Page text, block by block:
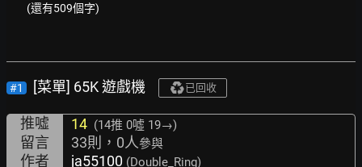
(還有509個字)
#1 [菜單] 65K 遊戲機 已回收
推噓 14 (14推 0噓 19→)
留言 33則，0人參與
作者 ja55100 (Double_Ring)